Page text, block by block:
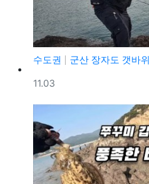
수도권
군산 장자도 갯바위 풀
등록일
11.03